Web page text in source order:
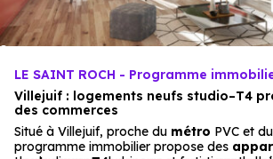
LE SAINT ROCH - Programme
Villejuif : logements neufs studio–T4
des commerces
Situé à Villejuif, proche du métro PVC et du
programme immobilier propose des